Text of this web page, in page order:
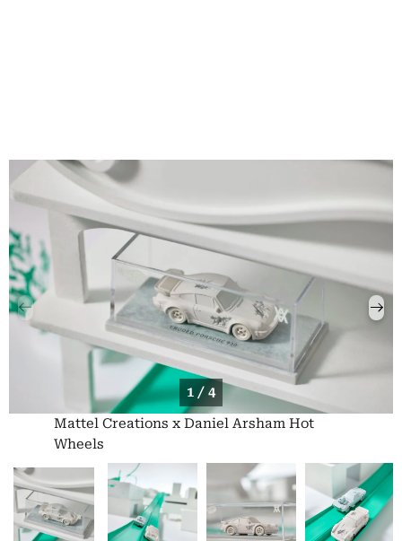
1 / 4
Mattel Creations x Daniel Arsham Hot
Wheels